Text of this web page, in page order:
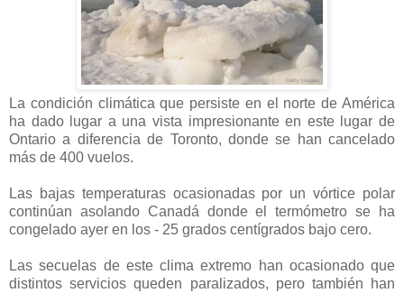
La condición climática que persiste en el norte de América
ha dado lugar a una vista impresionante en este lugar de
Ontario a diferencia de Toronto, donde se han cancelado
más de 400 vuelos.
Las bajas temperaturas ocasionadas por un vórtice polar
continúan asolando Canadá donde el termómetro se ha
congelado ayer en los - 25 grados centígrados bajo cero.
Las secuelas de este clima extremo han ocasionado que
distintos servicios queden paralizados, pero también han